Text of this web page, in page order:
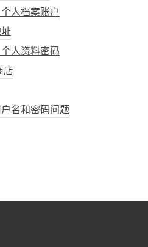
人档案账户
人资料密码
店
名和密码问题